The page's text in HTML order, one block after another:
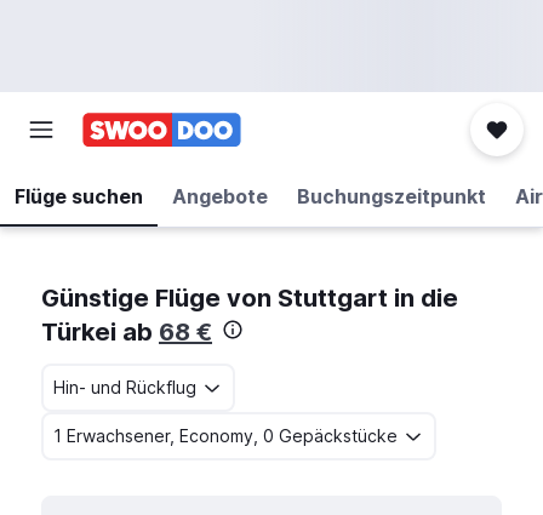
Flüge suchen Angebote Buchungszeitpunkt
Günstige Flüge von Stuttgart in die
Türkei ab 68 €
Hin- und Rückflug
1 Erwachsener, Economy, 0 Gepäckstücke